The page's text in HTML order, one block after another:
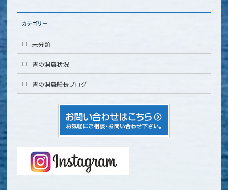
カテゴリー
未分類
青の洞窟状況
青の洞窟船長ブログ